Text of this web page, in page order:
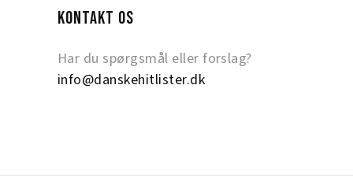
KONTAKT OS
Har du spørgsmål eller forslag?
info@danskehitlister.dk